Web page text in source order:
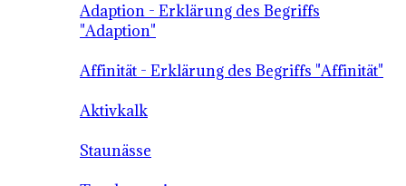
Adaption - Erklärung des Begriffs
"Adaption"
Affinität - Erklärung des Begriffs "Affinität"
Aktivkalk
Staunässe